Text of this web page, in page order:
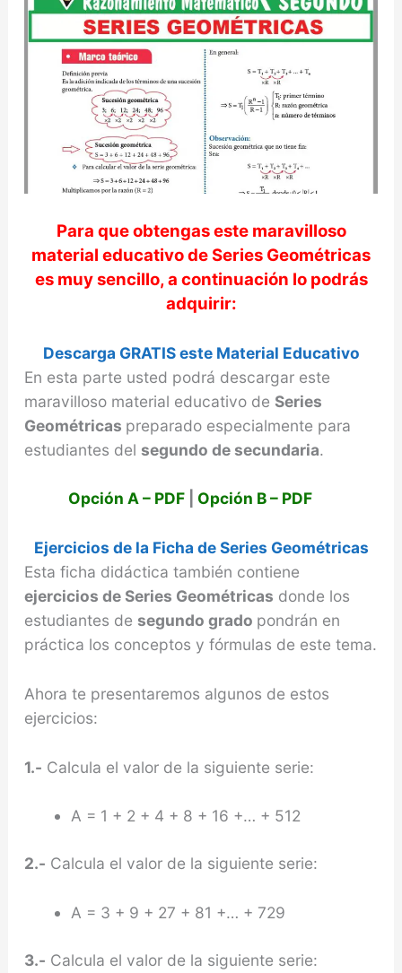
Para que obtengas este maravilloso
material educativo deSeries Geométricas
es muy sencillo, a continuación lo podrás
adquirir:
Descarga GRATIS este Material Educativo
En esta parte usted podrá descargar este
maravilloso material educativo de Series
Geométricas preparado especialmente para
estudiantes del segundo de secundaria.
Opción A – PDF Opción B – PDF
Ejercicios de la Ficha de Series Geométricas
Esta ficha didáctica también contiene
ejercicios de Series Geométricas donde los
estudiantes de segundo grado pondrán en
práctica los conceptos y fórmulas de este tema.
Ahora te presentaremos algunos de estos
ejercicios:
1.- Calcula el valor de la siguiente serie:
A = 1 + 2 + 4 + 8 + 16 +… + 512
2.- Calcula el valor de la siguiente serie:
A = 3 + 9 + 27 + 81 +… + 729
3.- Calcula el valor de la siguiente serie: